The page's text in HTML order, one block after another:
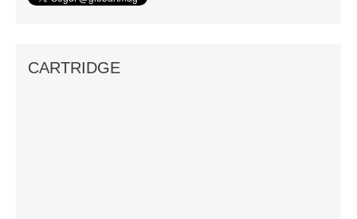
CARTRIDGE